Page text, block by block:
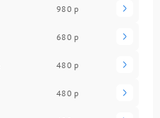
980 р
680 р
480 р
480 р